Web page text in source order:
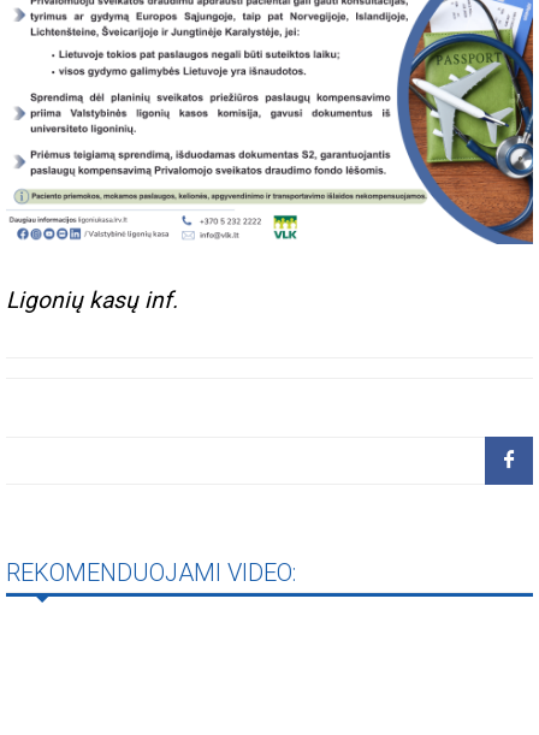
Ligonių kasų inf.
REKOMENDUOJAMI VIDEO: